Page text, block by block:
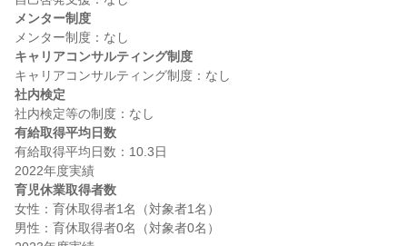
メンター制度
キャリアコンサルティング制度
社内検定
有給取得平均日数
有給取得平均日数：10.3日
育児休業取得者数
女性：育休取得者1名（対象者1名）
男性：育休取得者0名（対象者0名）